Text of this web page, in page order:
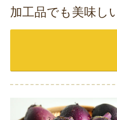
加工品でも美味し